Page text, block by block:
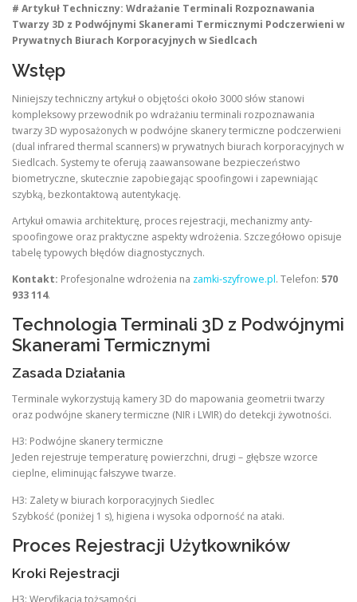
# Artykuł Techniczny: Wdrażanie Terminali Rozpoznawania
Twarzy 3D z Podwójnymi Skanerami Termicznymi Podczerwieni w
Prywatnych Biurach Korporacyjnych w Siedlcach
Wstęp
Niniejszy techniczny artykuł o objętości około 3000 słów stanowi
kompleksowy przewodnik po wdrażaniu terminali rozpoznawania
twarzy 3D wyposażonych w podwójne skanery termiczne podczerwieni
(dual infrared thermal scanners) w prywatnych biurach korporacyjnych w
Siedlcach. Systemy te oferują zaawansowane bezpieczeństwo
biometryczne, skutecznie zapobiegając spoofingowi i zapewniając
szybką, bezkontaktową autentykację.
Artykuł omawia architekturę, proces rejestracji, mechanizmy anty-
spoofingowe oraz praktyczne aspekty wdrożenia. Szczegółowo opisuje
tabelę typowych błędów diagnostycznych.
Kontakt: Profesjonalne wdrożenia na zamki-szyfrowe.pl. Telefon: 570
933 114.
Technologia Terminali 3D z Podwójnymi
Skanerami Termicznymi
Zasada Działania
Terminale wykorzystują kamery 3D do mapowania geometrii twarzy
oraz podwójne skanery termiczne (NIR i LWIR) do detekcji żywotności.
H3: Podwójne skanery termiczne
Jeden rejestruje temperaturę powierzchni, drugi – głębsze wzorce
cieplne, eliminując fałszywe twarze.
H3: Zalety w biurach korporacyjnych Siedlec
Szybkość (poniżej 1 s), higiena i wysoka odporność na ataki.
Proces Rejestracji Użytkowników
Kroki Rejestracji
H3: Weryfikacja tożsamości